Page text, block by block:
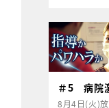
＃5 病院
8月4日(火)